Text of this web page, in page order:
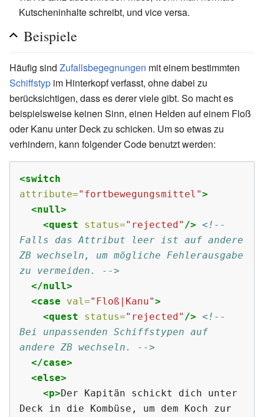
Kutscheninhalte schreibt, und vi­ce ver­sa.
Beispiele
Häufig sind Zufallsbegegnungen mit einem bestimmten
Schiffstyp im Hinterkopf verfasst, ohne dabei zu
berücksichtigen, dass es derer viele gibt. So macht es
beispielsweise keinen Sinn, einen Helden auf einem Floß
oder Kanu unter Deck zu schicken. Um so etwas zu
verhindern, kann folgender Code benutzt werden:
<switch
attribute="fortbewegungsmittel">
<null>
<quest
status="rejected" /> <!--
Falls das Attribut leer ist auf andere
ZB wechseln, um mögliche Fehlerausgabe
zu vermeiden. -->
</null>
<case
val="Floß|Kanu">
<quest
status="rejected" /> <!--
Bei unpassenden Schiffstypen auf
andere ZB wechseln. -->
</case>
<else>
<p>Der Kapitän schickt dich unter
Deck in die Kombüse, um dem Koch zur